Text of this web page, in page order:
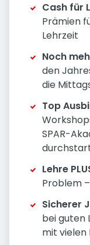
Cash für
Prämien
Lehrzeit
Noch
den
die
Top
SPAR-
Lehre
Problem
Sicherer
bei guten
mit vielen